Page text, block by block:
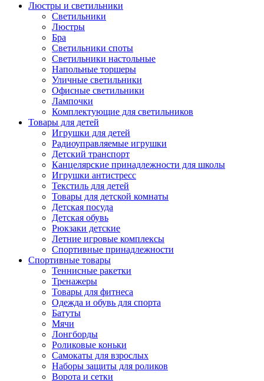
Люстры и светильники
Светильники
Люстры
Бра
Светильники споты
Светильники настольные
Напольные торшеры
Уличные светильники
Офисные светильники
Лампочки
Комплектующие для светильников
Товары для детей
Игрушки для детей
Радиоуправляемые игрушки
Детский транспорт
Канцелярские принадлежности для школы
Игрушки антистресс
Текстиль для детей
Товары для детской комнаты
Детская посуда
Детская обувь
Рюкзаки детские
Летние игровые комплексы
Спортивные принадлежности
Спортивные товары
Теннисные ракетки
Тренажеры
Товары для фитнеса
Одежда и обувь для спорта
Батуты
Мячи
Лонгборды
Роликовые коньки
Самокаты для взрослых
Наборы защиты для роликов
Ворота и сетки